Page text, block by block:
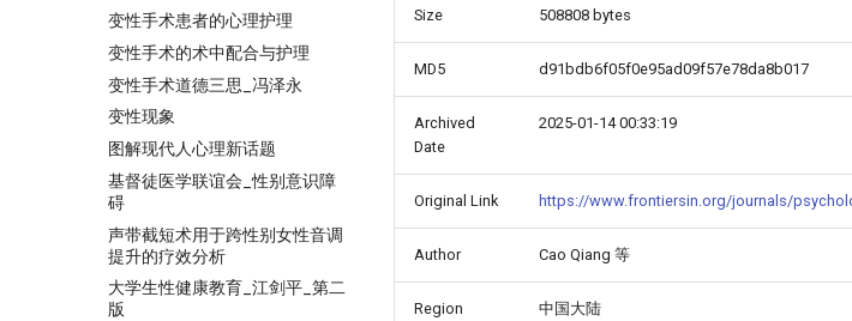
变性手术患者的心理护理
变性手术的术中配合与护理
变性手术道德三思_冯泽永
变性现象
图解现代人心理新话题
基督徒医学联谊会_性别意识障
碍
声带截短术用于跨性别女性音调
提升的疗效分析
大学生性健康教育_江剑平_第二
版
Size 508808 bytes
MD5 d91bdb6f05f0e95ad09f57e78da8b017
Archived
Date
2025-01-14 00:33:19
Original Link https://www.frontiersin.org/journals/
Author Cao Qiang 等
Region 中国大陆